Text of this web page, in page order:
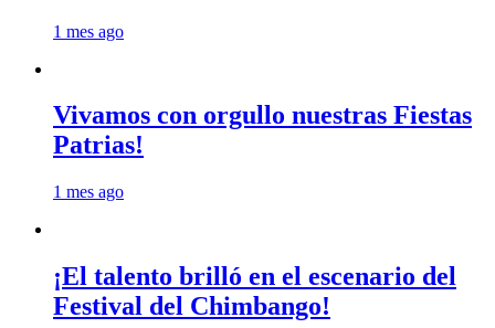
1 mes ago
Vivamos con orgullo nuestras Fiestas
Patrias!
1 mes ago
¡El talento brilló en el escenario del
Festival del Chimbango!